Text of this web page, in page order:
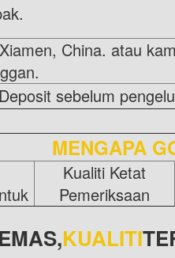
China. atau
sebelum
MENGAPA
Kualiti Ketat
Pemeriksaan
EMAS,KUALITI